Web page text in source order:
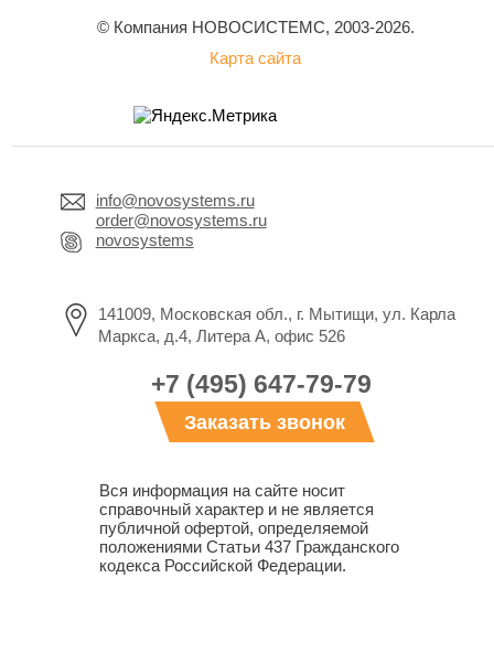
© Компания НОВОСИСТЕМС, 2003-2026.
Карта сайта
info@novosystems.ru
order@novosystems.ru
novosystems
141009, Московская обл., г. Мытищи, ул. Карла
Маркса, д.4, Литера А, офис 526
+7 (495) 647-79-79
Заказать звонок
Вся информация на сайте носит
справочный характер и не является
публичной офертой, определяемой
положениями Статьи 437 Гражданского
кодекса Российской Федерации.